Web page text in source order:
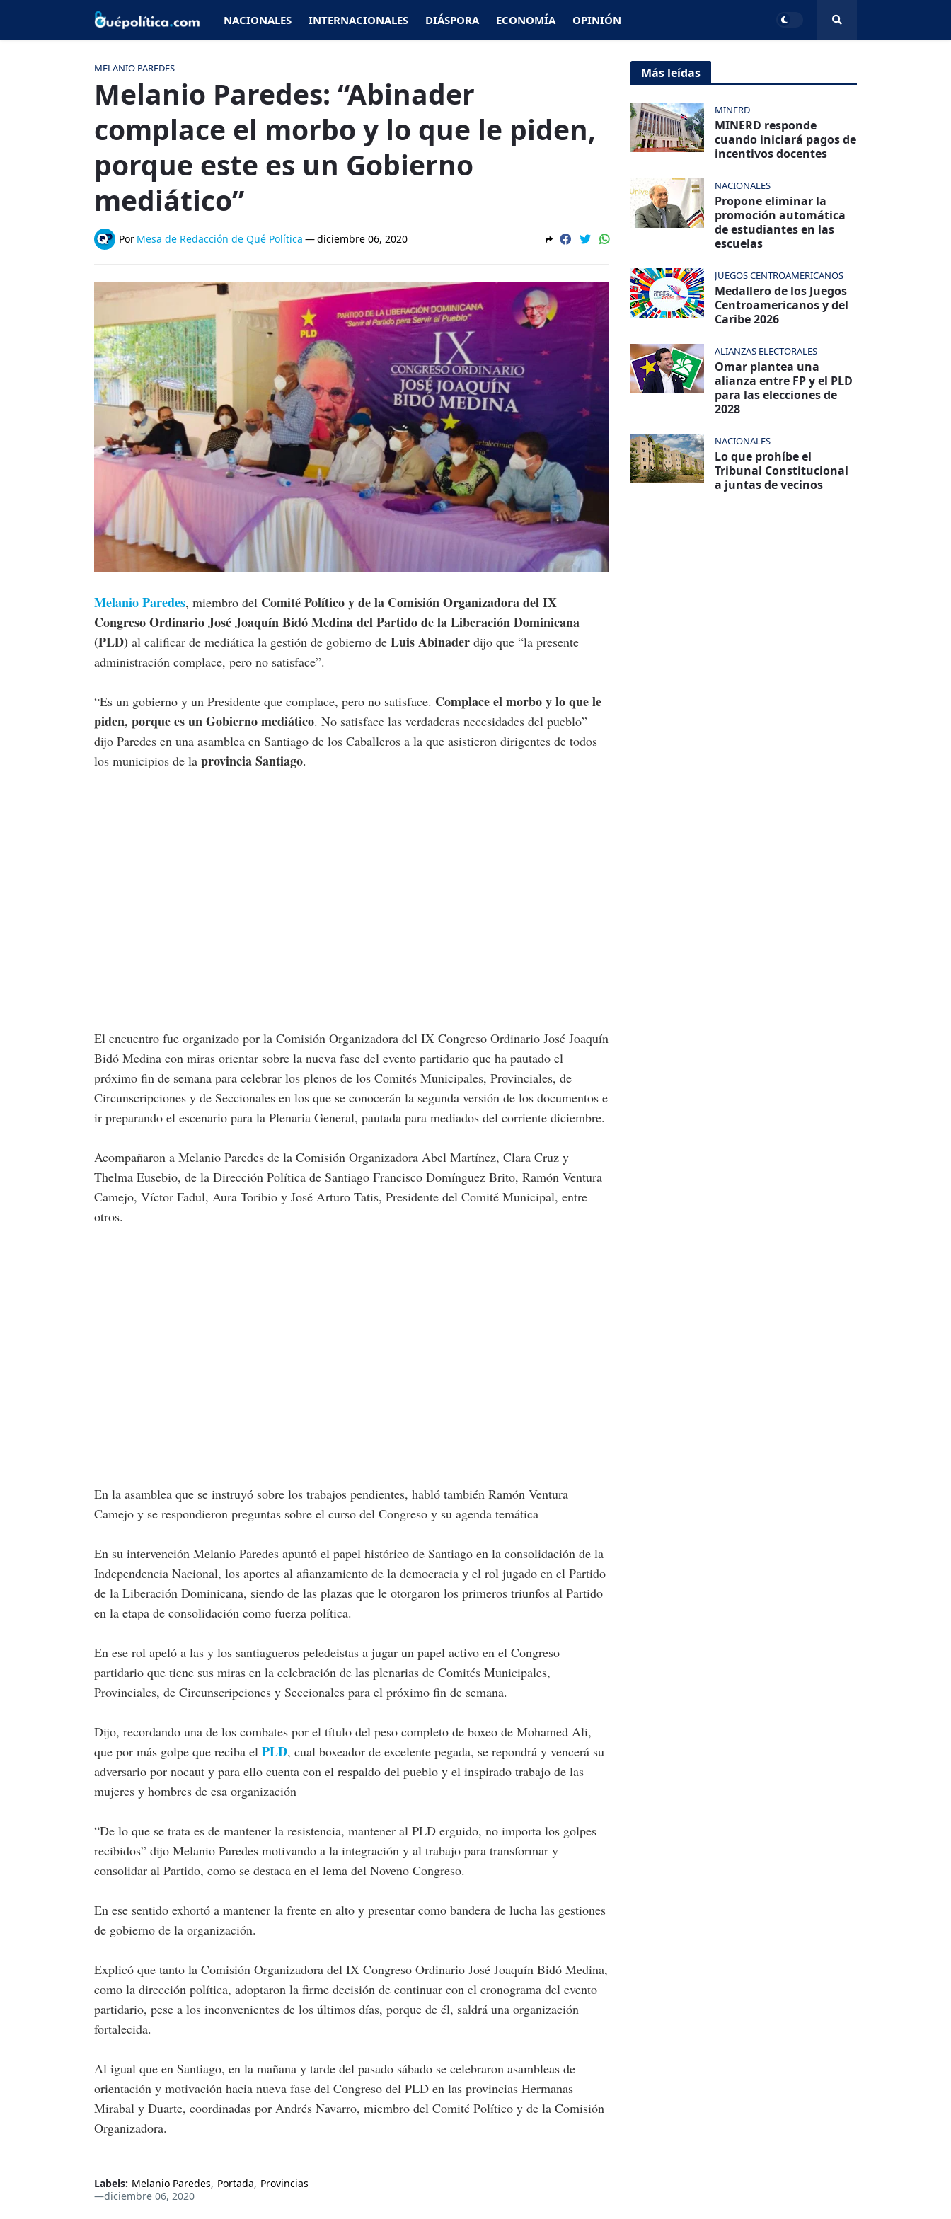
NACIONALES INTERNACIONALES DIÁSPORA ECONOMÍA OPINIÓN
MELANIO PAREDES
Melanio Paredes: “Abinader
complace el morbo y lo que le piden,
porque este es un Gobierno
mediático”
Por Mesa de Redacción de Qué Política —diciembre 06, 2020
Melanio Paredes, miembro del Comité Político y de la Comisión Organizadora del IX
Congreso Ordinario José Joaquín Bidó Medina del Partido de la Liberación Dominicana
(PLD) al calificar de mediática la gestión de gobierno de Luis Abinader dijo que “la presente
administración complace, pero no satisface”.
“Es un gobierno y un Presidente que complace, pero no satisface. Complace el morbo y lo que le
piden, porque es un Gobierno mediático. No satisface las verdaderas necesidades del pueblo”
dijo Paredes en una asamblea en Santiago de los Caballeros a la que asistieron dirigentes de todos
los municipios de la provincia Santiago.
El encuentro fue organizado por la Comisión Organizadora del IX Congreso Ordinario José Joaquín
Bidó Medina con miras orientar sobre la nueva fase del evento partidario que ha pautado el
próximo fin de semana para celebrar los plenos de los Comités Municipales, Provinciales, de
Circunscripciones y de Seccionales en los que se conocerán la segunda versión de los documentos e
ir preparando el escenario para la Plenaria General, pautada para mediados del corriente diciembre.
Acompañaron a Melanio Paredes de la Comisión Organizadora Abel Martínez, Clara Cruz y
Thelma Eusebio, de la Dirección Política de Santiago Francisco Domínguez Brito, Ramón Ventura
Camejo, Víctor Fadul, Aura Toribio y José Arturo Tatis, Presidente del Comité Municipal, entre
otros.
En la asamblea que se instruyó sobre los trabajos pendientes, habló también Ramón Ventura
Camejo y se respondieron preguntas sobre el curso del Congreso y su agenda temática
En su intervención Melanio Paredes apuntó el papel histórico de Santiago en la consolidación de la
Independencia Nacional, los aportes al afianzamiento de la democracia y el rol jugado en el Partido
de la Liberación Dominicana, siendo de las plazas que le otorgaron los primeros triunfos al Partido
en la etapa de consolidación como fuerza política.
En ese rol apeló a las y los santiagueros peledeistas a jugar un papel activo en el Congreso
partidario que tiene sus miras en la celebración de las plenarias de Comités Municipales,
Provinciales, de Circunscripciones y Seccionales para el próximo fin de semana.
Dijo, recordando una de los combates por el título del peso completo de boxeo de Mohamed Ali,
que por más golpe que reciba el PLD, cual boxeador de excelente pegada, se repondrá y vencerá su
adversario por nocaut y para ello cuenta con el respaldo del pueblo y el inspirado trabajo de las
mujeres y hombres de esa organización
“De lo que se trata es de mantener la resistencia, mantener al PLD erguido, no importa los golpes
recibidos” dijo Melanio Paredes motivando a la integración y al trabajo para transformar y
consolidar al Partido, como se destaca en el lema del Noveno Congreso.
En ese sentido exhortó a mantener la frente en alto y presentar como bandera de lucha las gestiones
de gobierno de la organización.
Explicó que tanto la Comisión Organizadora del IX Congreso Ordinario José Joaquín Bidó Medina,
como la dirección política, adoptaron la firme decisión de continuar con el cronograma del evento
partidario, pese a los inconvenientes de los últimos días, porque de él, saldrá una organización
fortalecida.
Al igual que en Santiago, en la mañana y tarde del pasado sábado se celebraron asambleas de
orientación y motivación hacia nueva fase del Congreso del PLD en las provincias Hermanas
Mirabal y Duarte, coordinadas por Andrés Navarro, miembro del Comité Político y de la Comisión
Organizadora.
Labels: Melanio Paredes Portada Provincias
—diciembre 06, 2020
Más leídas
MINERD
MINERD responde
cuando iniciará pagos de
incentivos docentes
NACIONALES
Propone eliminar la
promoción automática
de estudiantes en las
escuelas
JUEGOS CENTROAMERICANOS
Medallero de los Juegos
Centroamericanos y del
Caribe 2026
ALIANZAS ELECTORALES
Omar plantea una
alianza entre FP y el PLD
para las elecciones de
2028
NACIONALES
Lo que prohíbe el
Tribunal Constitucional
a juntas de vecinos